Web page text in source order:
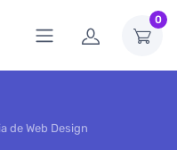
0
de Web Design